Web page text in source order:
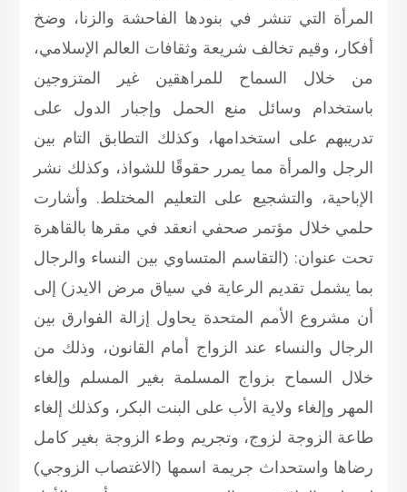
المرأة التي تنشر في بنودها الفاحشة والزنا، وضخ
أفكار، وقيم تخالف شريعة وثقافات العالم الإسلامي،
من خلال السماح للمراهقين غير المتزوجين
باستخدام وسائل منع الحمل وإجبار الدول على
تدريبهم على استخدامها، وكذلك التطابق التام بين
الرجل والمرأة مما يمرر حقوقًا للشواذ، وكذلك نشر
الإباحية، والتشجيع على التعليم المختلط. وأشارت
حلمي خلال مؤتمر صحفي انعقد في مقرها بالقاهرة
تحت عنوان: (التقاسم المتساوي بين النساء والرجال
بما يشمل تقديم الرعاية في سياق مرض الايدز) إلى
أن مشروع الأمم المتحدة يحاول إزالة الفوارق بين
الرجال والنساء عند الزواج أمام القانون، وذلك من
خلال السماح بزواج المسلمة بغير المسلم وإلغاء
المهر وإلغاء ولاية الأب على البنت البكر، وكذلك إلغاء
طاعة الزوجة لزوج، وتجريم وطء الزوجة بغير كامل
رضاها واستحداث جريمة اسمها (الاغتصاب الزوجي)